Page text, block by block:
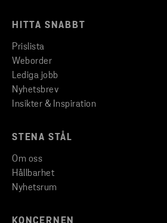
HITTA SNABBT
Prislista
Weborder
Lediga jobb
Nyhetsbrev
Insikter & Inspiration
STENA STÅL
Om oss
Hållbarhet
Nyhetsrum